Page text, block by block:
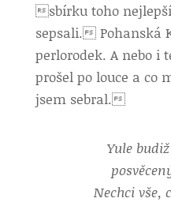
sbírku toho
sepsali. Pohanská
perlorodek. A nebo i
prošel po louce a co
jsem sebral.
Yule
Nechci vše,